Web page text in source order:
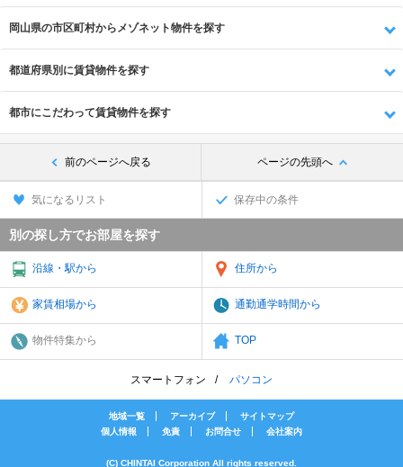
岡山県の市区町村からメゾネット物件を探す
都道府県別に賃貸物件を探す
都市にこだわって賃貸物件を探す
前のページへ戻る ページの先頭へ
気になるリスト 保存中の条件
別の探し方でお部屋を探す
沿線・駅から 住所から
家賃相場から 通勤通学時間から
物件特集から TOP
スマートフォン パソコン
地域一覧 アーカイブ
サイトマップ
個人情報
免責 お問合せ 会社案内
(C) CHINTAI Corporation All rights reserved.